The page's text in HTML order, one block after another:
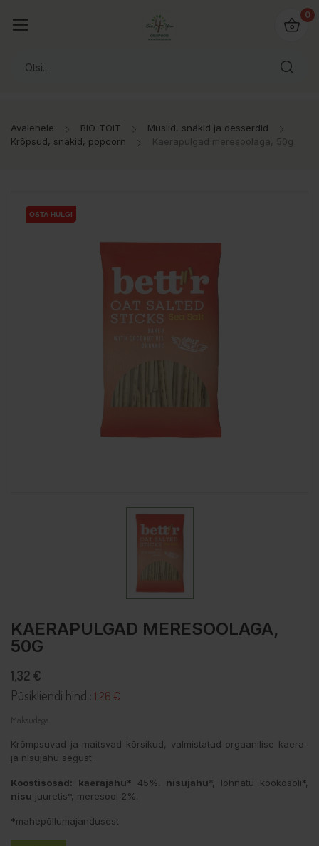
0
Avalehele BIO-TOIT
Müslid, snäkid ja desserdid
Krõpsud, snäkid, popcorn
Kaerapulgad meresoolaga, 50g
OSTA HULGI
OSTA HULGI
KAERAPULGAD MERESOOLAGA,
50G
1,32 €
Püsikliendi hind : 1.26 €
Maksudega
Krõmpsuvad ja maitsvad kõrsikud, valmistatud orgaanilise kaera-
ja nisujahu segust.
Koostisosad: kaerajahu* 45%, nisujahu*, lõhnatu kookosõli*,
nisu juuretis*, meresool 2%.
*mahepõllumajandusest